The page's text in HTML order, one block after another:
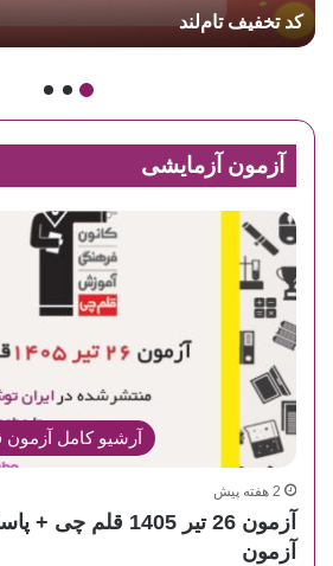
کد تخفیف تام‌لند
آزمون آزمایشی
آرشیو کامل آزمون قلمچی
2 هفته پیش
آزمون 26 تیر 1405
آزمون